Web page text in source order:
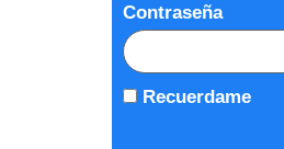
Contraseña
Recuerdame